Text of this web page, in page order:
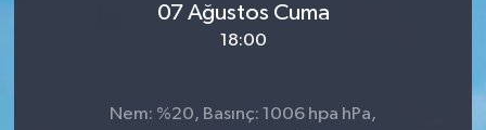
07 Ağustos Cuma
18:00
Nem: %20, Basınç: 1006 hpa hPa,
Sağlık